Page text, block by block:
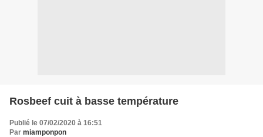
Rosbeef cuit à basse température
Publié le 07/02/2020 à 16:51
Par miamponpon